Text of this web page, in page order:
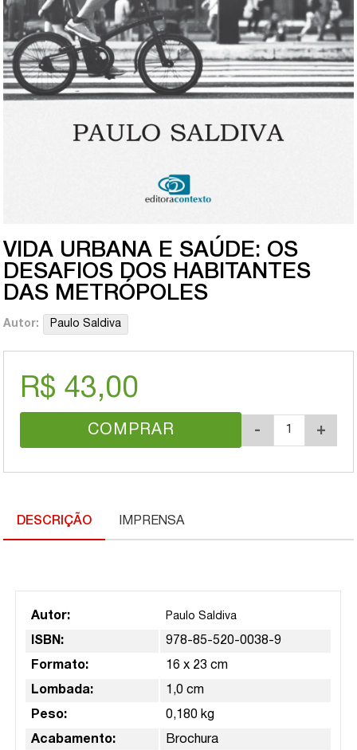
VIDA URBANA E SAÚDE: OS
DESAFIOS DOS HABITANTES
DAS METRÓPOLES
Autor: Paulo Saldiva
R$ 43,00
COMPRAR - +
DESCRIÇÃO IMPRENSA
Autor: Paulo Saldiva
ISBN: 978-85-520-0038-9
Formato: 16 x 23 cm
Lombada: 1,0 cm
Peso: 0,180 kg
Acabamento: Brochura